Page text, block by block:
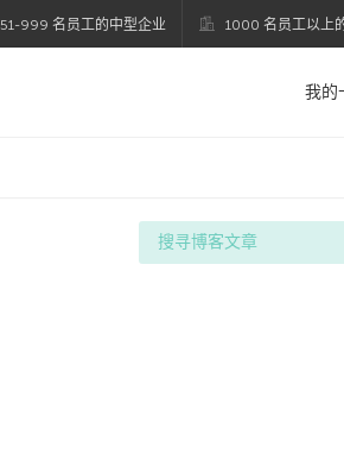
51-999 名员工的中型企业 1000 名员工以上
我的